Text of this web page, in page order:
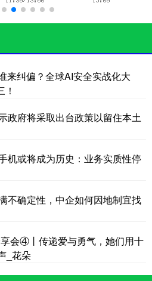
来纠偏？全球AI安全实战化大
政府将采取出台政策以留住本土
机或将成为历史：业务实质性停
不确定性，中企如何因地制宜找
会④丨传递爱与勇气，她们用十
_花朵